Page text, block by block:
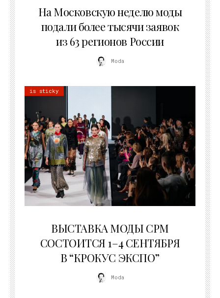
На Московскую неделю моды
подали более тысячи заявок
из 63 регионов России
Moda
is sticky
ВЫСТАВКА МОДЫ CPM
СОСТОИТСЯ 1–4 СЕНТЯБРЯ
В “КРОКУС ЭКСПО”
Moda